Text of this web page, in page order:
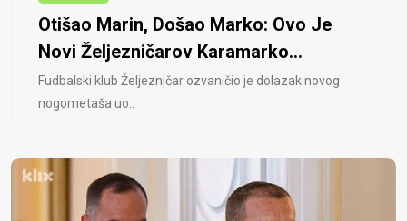
Otišao Marin, Došao Marko: Ovo Je
Novi Željezničarov Karamarko...
Fudbalski klub Željezničar ozvaničio je dolazak novog
nogometaša uo..